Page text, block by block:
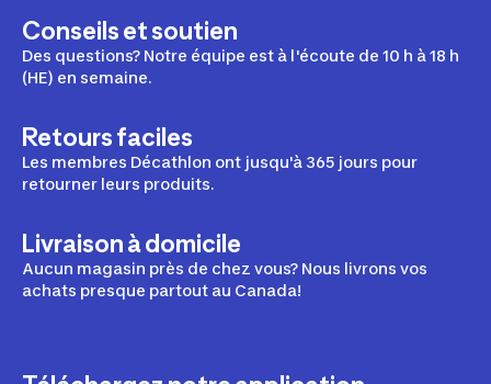
Conseils et soutien
Des questions? Notre équipe est à l'écoute de 10 h à 18 h
(HE) en semaine.
Retours faciles
Les membres Décathlon ont jusqu'à 365 jours pour
retourner leurs produits.
Livraison à domicile
Aucun magasin près de chez vous? Nous livrons vos
achats presque partout au Canada!